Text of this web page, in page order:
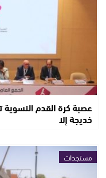
عصبة كرة القدم النسوية
خديجة إلا
مستجدات